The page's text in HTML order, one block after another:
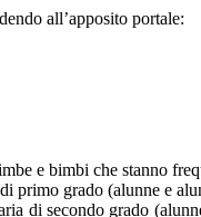
all’apposito portale:
e bimbi che stanno
grado (alunne e
di secondo grado